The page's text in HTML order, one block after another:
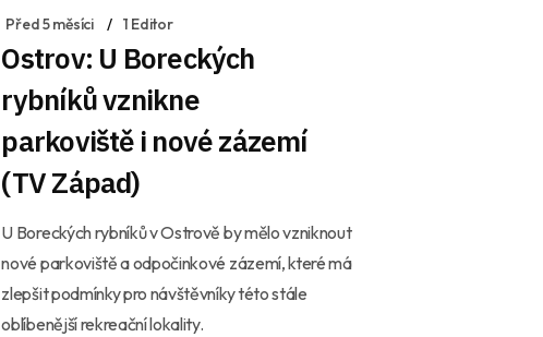
Před 5 měsíci 1 Editor
Ostrov: U Boreckých
rybníků vznikne
parkoviště i nové zázemí
(TV Západ)
U Boreckých rybníků v Ostrově by mělo vzniknout
nové parkoviště a odpočinkové zázemí, které má
zlepšit podmínky pro návštěvníky této stále
oblíbenější rekreační lokality.